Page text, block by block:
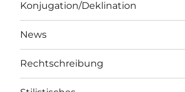
Konjugation/Deklination
News
Rechtschreibung